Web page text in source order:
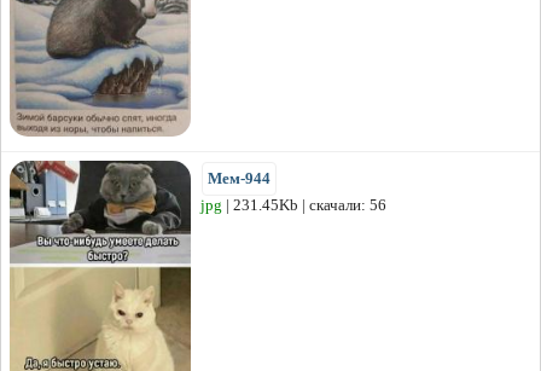
Мем-944
jpg | 231.45Kb | скачали: 56